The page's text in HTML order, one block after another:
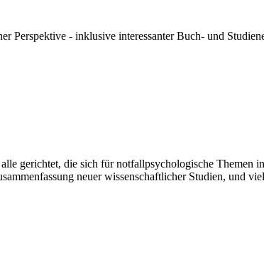
Perspektive - inklusive interessanter Buch- und
gerichtet, die sich für notfallpsychologische Themen
neuer wissenschaftlicher Studien, und